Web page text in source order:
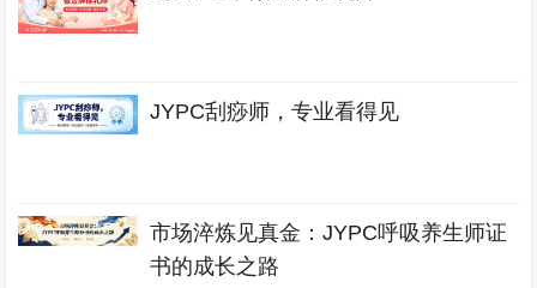
JYPC刮痧师，专业看得见
市场淬炼见真金：JYPC呼吸养生师证
书的成长之路